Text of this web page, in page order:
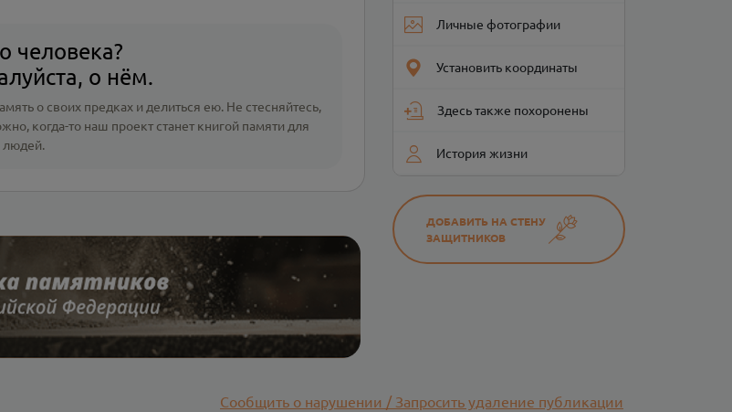
человека?
о нём.
о своих предках и делиться ею. Не стесняйтесь,
когда-то наш проект станет книгой памяти для
людей.
Личные фотографии
Установить координаты
Здесь также похоронены
История жизни
ДОБАВИТЬ НА СТЕНУ
ЗАЩИТНИКОВ
Сообщить о нарушении / Запросить удаление публикации